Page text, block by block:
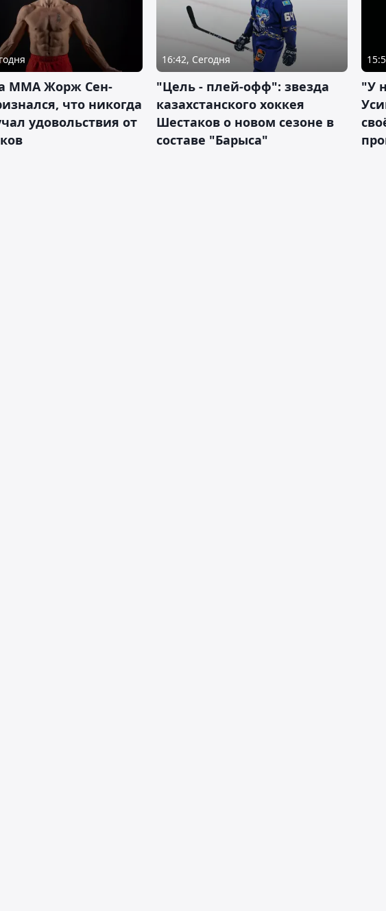
ММА Жорж Сен-
что никогда
удовольствия от
16:42, Сегодня
"Цель - плей-офф": звезда
казахстанского хоккея
Шестаков о новом сезоне в
составе "Барыса"
"У